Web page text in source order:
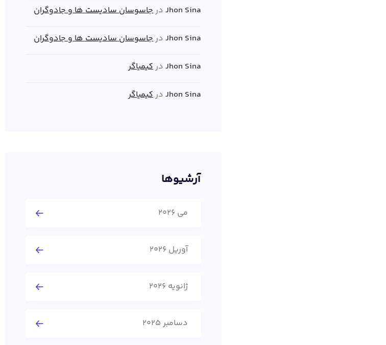
Jhon Sinaدرجاسوسان سادیست ها و جادوگران
Jhon Sinaدرجاسوسان سادیست ها و جادوگران
Jhon Sinaدرکیمیاگر
Jhon Sinaدرکیمیاگر
آرشیوها
می 2026
آوریل 2026
ژانویه 2026
دسامبر 2025